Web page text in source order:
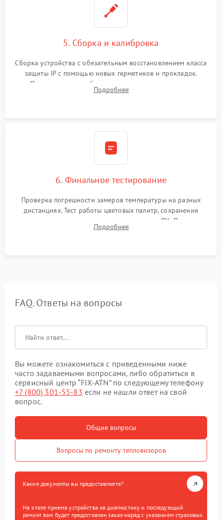
5. Сборка и калибровка
Сборка устройства с обязательным восстановлением класса
защиты IP с помощью новых герметиков и прокладок.
Программная калибровка матрицы по эталонному
абсолютно черному телу для точного измерения температур.
Подробнее
6. Финальное тестирование
Проверка погрешности замеров температуры на разных
дистанциях. Тест работы цветовых палитр, сохранения
термограмм в память и передачи данных на ПК. Проверка
автономности работы и итоговый контроль качества.
Подробнее
FAQ. Ответы на вопросы
Вы можете ознакомиться с приведенными ниже
часто задаваемыми вопросами, либо обратиться в
сервисный центр “FIX-ATN” по следующему телефону
+7 (800) 301-55-83 если не нашли ответ на свой
вопрос.
Общие вопросы
Вопросы по ремонту тепловизоров
Какие документы вы предоставляете?
На этапе приема устройства на диагностику и последующий
ремонт вам будет предоставлен заказ-наряд с указанием страховых